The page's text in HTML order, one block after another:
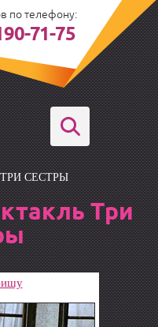
по телефону:
71-75
ТРИ СЕСТРЫ
Три